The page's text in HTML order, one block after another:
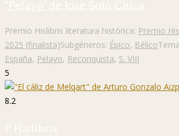
"Pelayo" de José Soto Chica
Premio Hislibris literatura histórica: Premio
2025 (finalista)Subgéneros: Épico, Bélico
España, Pelayo, Reconquista, S. VIII
5
8.2
P. Hislibris